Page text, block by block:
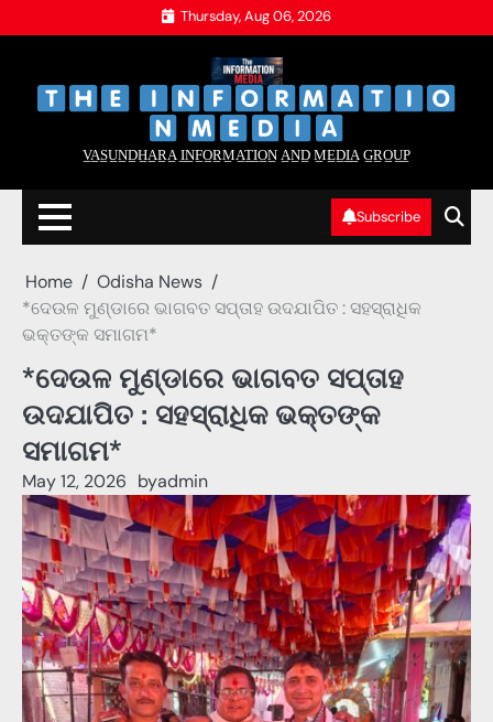
to
Thursday, Aug 06, 2026
V̲A̲S̲U̲N̲D̲H̲A̲R̲A̲ I̲N̲F̲O̲R̲M̲A̲T̲I̲O̲N̲ A̲N̲D̲ M̲E̲D̲I̲A̲ G̲R̲O̲U̲P̲
Subscribe
Home
Odisha News
*ଦେଉଳ ମୁଣ୍ଡାରେ ଭାଗବତ ସପ୍ତାହ ଉଦଯାପିତ : ସହସ୍ରାଧିକ
ଭକ୍ତଙ୍କ ସମାଗମ*
*ଦେଉଳ ମୁଣ୍ଡାରେ ଭାଗବତ ସପ୍ତାହ
ଉଦଯାପିତ : ସହସ୍ରାଧିକ ଭକ୍ତଙ୍କ
ସମାଗମ*
May 12, 2026 byadmin